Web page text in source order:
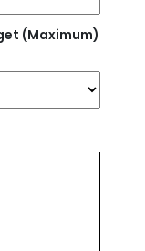
(Maximum)